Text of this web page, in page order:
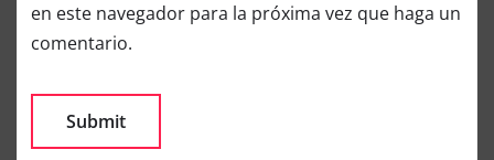
en este navegador para la próxima vez que haga un
comentario.